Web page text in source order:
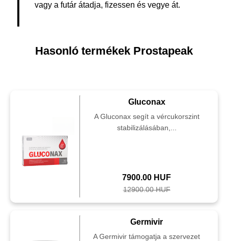
vagy a futár átadja, fizessen és vegye át.
Hasonló termékek Prostapeak
Gluconax
A Gluconax segít a vércukorszint
stabilizálásában,...
7900.00 HUF
12900.00 HUF
Germivir
A Germivir támogatja a szervezet